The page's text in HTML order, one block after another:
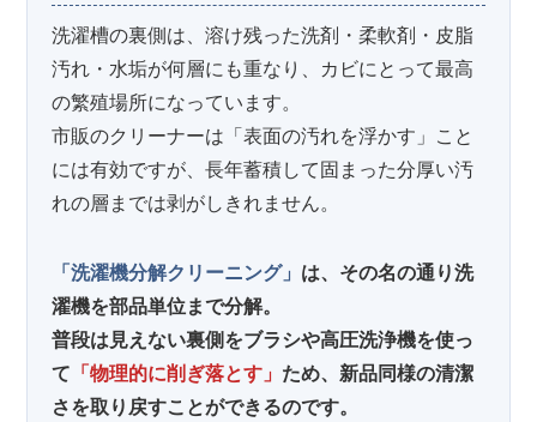
洗濯槽の裏側は、溶け残った洗剤・柔軟剤・皮脂
汚れ・水垢が何層にも重なり、カビにとって最高
の繁殖場所になっています。
市販のクリーナーは「表面の汚れを浮かす」こと
には有効ですが、長年蓄積して固まった分厚い汚
れの層までは剥がしきれません。
「洗濯機分解クリーニング」 は、その名の通り洗
濯機を部品単位まで分解。
普段は見えない裏側をブラシや高圧洗浄機を使っ
て 「物理的に削ぎ落とす」 ため、新品同様の清潔
さを取り戻すことができるのです。